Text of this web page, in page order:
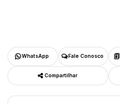
WhatsApp Fale Conosco
Compartilhar